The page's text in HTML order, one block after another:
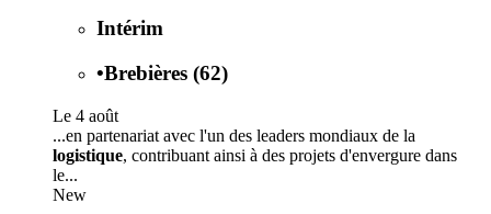
Intérim
•Brebières (62)
Le 4 août
...en partenariat avec l'un des leaders mondiaux de la
logistique, contribuant ainsi à des projets d'envergure dans
le...
New